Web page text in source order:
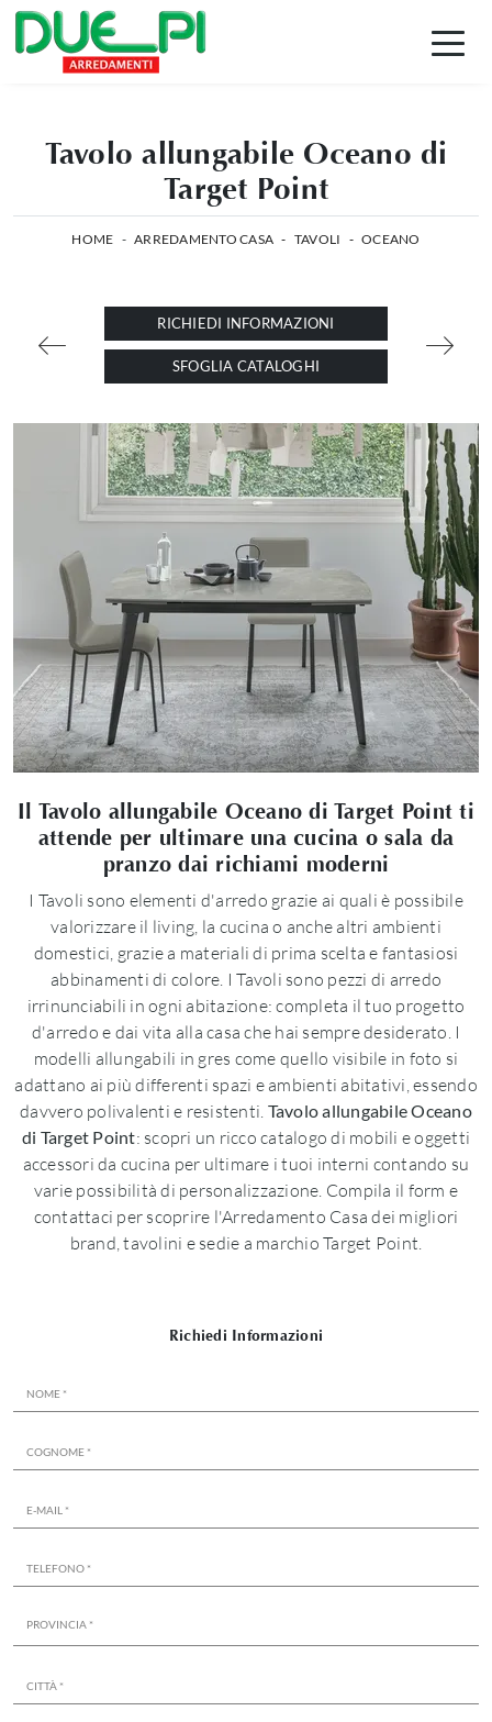
Tavolo allungabile Oceano di
Target Point
HOME - ARREDAMENTO CASA - TAVOLI - OCEANO
RICHIEDI INFORMAZIONI
SFOGLIA CATALOGHI
Il Tavolo allungabile Oceano di Target Point ti
attende per ultimare una cucina o sala da
pranzo dai richiami moderni
I Tavoli sono elementi d'arredo grazie ai quali è possibile
valorizzare il living, la cucina o anche altri ambienti
domestici, grazie a materiali di prima scelta e fantasiosi
abbinamenti di colore. I Tavoli sono pezzi di arredo
irrinunciabili in ogni abitazione: completa il tuo progetto
d'arredo e dai vita alla casa che hai sempre desiderato. I
modelli allungabili in gres come quello visibile in foto si
adattano ai più differenti spazi e ambienti abitativi, essendo
davvero polivalenti e resistenti. Tavolo allungabile Oceano
di Target Point: scopri un ricco catalogo di mobili e oggetti
accessori da cucina per ultimare i tuoi interni contando su
varie possibilità di personalizzazione. Compila il form e
contattaci per scoprire l'Arredamento Casa dei migliori
brand, tavolini e sedie a marchio Target Point.
Richiedi Informazioni